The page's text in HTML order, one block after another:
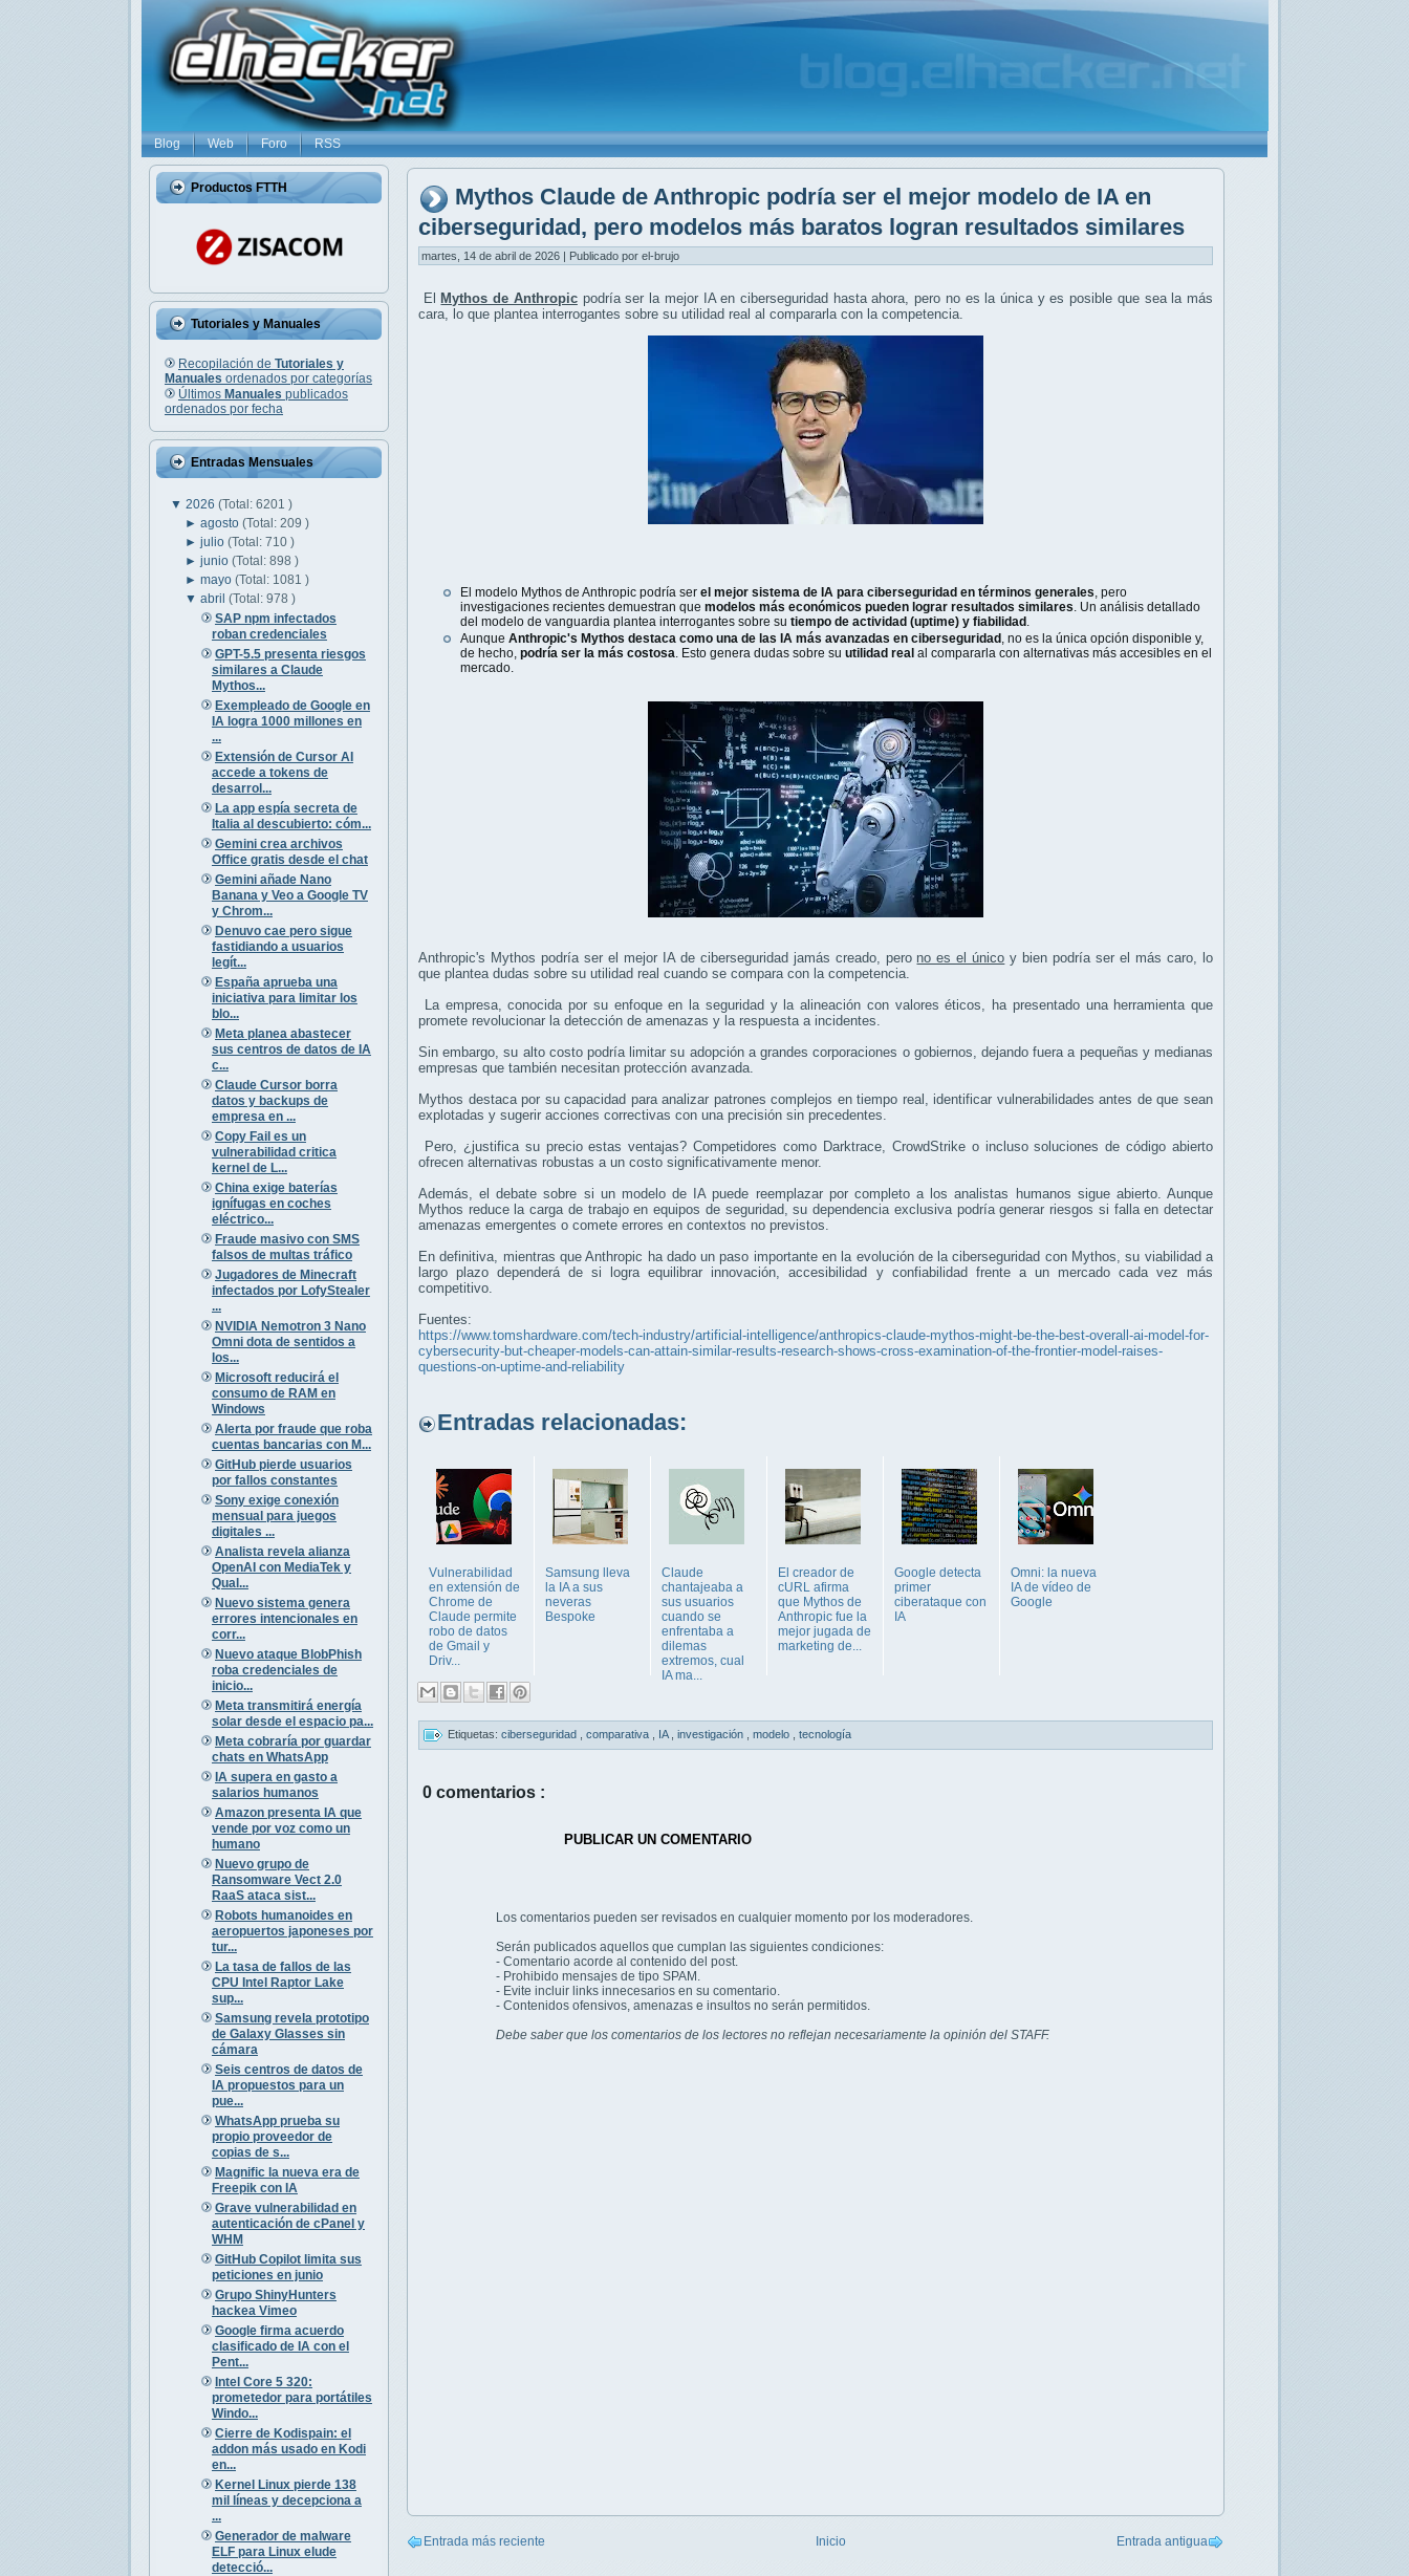
Blog Web Foro RSS
Productos FTTH
Tutoriales y Manuales
Recopilación de Tutoriales y
Manuales ordenados por categorías
Últimos Manuales publicados
ordenados por fecha
Entradas Mensuales
▼ 2026 (Total: 6201 )
►agosto(Total: 209 )
►julio(Total: 710 )
►junio(Total: 898 )
►mayo(Total: 1081 )
▼abril(Total: 978 )
SAP npm infectados
roban credenciales
GPT-5.5 presenta riesgos
similares a Claude
Mythos...
Exempleado de Google en
IA logra 1000 millones en
...
Extensión de Cursor AI
accede a tokens de
desarrol...
La app espía secreta de
Italia al descubierto: cóm...
Gemini crea archivos
Office gratis desde el chat
Gemini añade Nano
Banana y Veo a Google TV
y Chrom...
Denuvo cae pero sigue
fastidiando a usuarios
legít...
España aprueba una
iniciativa para limitar los
blo...
Meta planea abastecer
sus centros de datos de IA
c...
Claude Cursor borra
datos y backups de
empresa en ...
Copy Fail es un
vulnerabilidad critica
kernel de L...
China exige baterías
ignífugas en coches
eléctrico...
Fraude masivo con SMS
falsos de multas tráfico
Jugadores de Minecraft
infectados por LofyStealer
...
NVIDIA Nemotron 3 Nano
Omni dota de sentidos a
los...
Microsoft reducirá el
consumo de RAM en
Windows
Alerta por fraude que roba
cuentas bancarias con M...
GitHub pierde usuarios
por fallos constantes
Sony exige conexión
mensual para juegos
digitales ...
Analista revela alianza
OpenAI con MediaTek y
Qual...
Nuevo sistema genera
errores intencionales en
corr...
Nuevo ataque BlobPhish
roba credenciales de
inicio...
Meta transmitirá energía
solar desde el espacio pa...
Meta cobraría por guardar
chats en WhatsApp
IA supera en gasto a
salarios humanos
Amazon presenta IA que
vende por voz como un
humano
Nuevo grupo de
Ransomware Vect 2.0
RaaS ataca sist...
Robots humanoides en
aeropuertos japoneses por
tur...
La tasa de fallos de las
CPU Intel Raptor Lake
sup...
Samsung revela prototipo
de Galaxy Glasses sin
cámara
Seis centros de datos de
IA propuestos para un
pue...
WhatsApp prueba su
propio proveedor de
copias de s...
Magnific la nueva era de
Freepik con IA
Grave vulnerabilidad en
autenticación de cPanel y
WHM
GitHub Copilot limita sus
peticiones en junio
Grupo ShinyHunters
hackea Vimeo
Google firma acuerdo
clasificado de IA con el
Pent...
Intel Core 5 320:
prometedor para portátiles
Windo...
Cierre de Kodispain: el
addon más usado en Kodi
en...
Kernel Linux pierde 138
mil líneas y decepciona a
...
Generador de malware
ELF para Linux elude
detecció...
Mythos Claude de Anthropic podría ser el mejor modelo de IA en
ciberseguridad, pero modelos más baratos logran resultados similares
martes, 14 de abril de 2026 | Publicado por el-brujo
El Mythos de Anthropicpodría ser la mejor IA en ciberseguridad hasta ahora, pero no es la única y es posible que sea la más
cara, lo que plantea interrogantes sobre su utilidad real al compararla con la competencia.
El modelo Mythos de Anthropic podría ser el mejor sistema de IA para ciberseguridad en términos generales , pero
investigaciones recientes demuestran que modelos más económicos pueden lograr resultados similares . Un análisis detallado
del modelo de vanguardia plantea interrogantes sobre su tiempo de actividad (uptime) y fiabilidad
Aunque Anthropic's Mythos destaca como una de las IA más avanzadas en ciberseguridad , no es la única opción disponible y,
de hecho, podría ser la más costosa. Esto genera dudas sobre su utilidad real al compararla con alternativas más accesibles en el
mercado.
Anthropic's Mythos podría ser el mejor IA de ciberseguridad jamás creado, pero no es el único y bien podría ser el más caro, lo
que plantea dudas sobre su utilidad real cuando se compara con la competencia.
La empresa, conocida por su enfoque en la seguridad y la alineación con valores éticos, ha presentado una herramienta que
promete revolucionar la detección de amenazas y la respuesta a incidentes.
Sin embargo, su alto costo podría limitar su adopción a grandes corporaciones o gobiernos, dejando fuera a pequeñas y medianas
empresas que también necesitan protección avanzada.
Mythos destaca por su capacidad para analizar patrones complejos en tiempo real, identificar vulnerabilidades antes de que sean
explotadas y sugerir acciones correctivas con una precisión sin precedentes.
Pero, ¿justifica su precio estas ventajas? Competidores como Darktrace, CrowdStrike o incluso soluciones de código abierto
ofrecen alternativas robustas a un costo significativamente menor.
Además, el debate sobre si un modelo de IA puede reemplazar por completo a los analistas humanos sigue abierto. Aunque
Mythos reduce la carga de trabajo en equipos de seguridad, su dependencia exclusiva podría generar riesgos si falla en detectar
amenazas emergentes o comete errores en contextos no previstos.
En definitiva, mientras que Anthropic ha dado un paso importante en la evolución de la ciberseguridad con Mythos, su viabilidad a
largo plazo dependerá de si logra equilibrar innovación, accesibilidad y confiabilidad frente a un mercado cada vez más
competitivo.
Fuentes:
https://www.tomshardware.com/tech-industry/artificial-intelligence/anthropics-claude-mythos-might-be-the-best-overall-ai-model-for-
cybersecurity-but-cheaper-models-can-attain-similar-results-research-shows-cross-examination-of-the-frontier-model-raises-
questions-on-uptime-and-reliability
Entradas relacionadas:
Vulnerabilidad
en extensión de
Chrome de
Claude permite
robo de datos
de Gmail y
Driv...
Samsung lleva
la IA a sus
neveras
Bespoke
Claude
chantajeaba a
sus usuarios
cuando se
enfrentaba a
dilemas
extremos, cual
IA ma...
El creador de
cURL afirma
que Mythos de
Anthropic fue la
mejor jugada de
marketing de...
Google detecta
primer
ciberataque con
IA
Omni: la nueva
IA de vídeo de
Google
Etiquetas: ciberseguridad comparativa IA investigación modelo tecnología
0 comentarios :
PUBLICAR UN COMENTARIO
Los comentarios pueden ser revisados en cualquier momento por los moderadores.
Serán publicados aquellos que cumplan las siguientes condiciones:
- Comentario acorde al contenido del post.
- Prohibido mensajes de tipo SPAM.
- Evite incluir links innecesarios en su comentario.
- Contenidos ofensivos, amenazas e insultos no serán permitidos.
Debe saber que los comentarios de los lectores no reflejan necesariamente la opinión del STAFF.
Entrada más reciente Entrada antigua
Inicio